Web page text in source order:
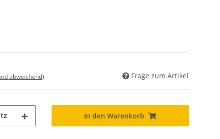
abweichend) Frage zum Artikel
In den Warenkorb